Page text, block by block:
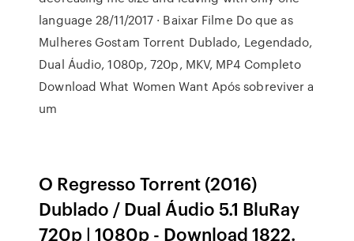
language 28/11/2017 · Baixar Filme Do que as
Mulheres Gostam Torrent Dublado, Legendado,
Dual Áudio, 1080p, 720p, MKV, MP4 Completo
Download What Women Want Após sobreviver a
um
O Regresso Torrent (2016)
Dublado / Dual Áudio 5.1 BluRay
720p | 1080p - Download 1822.